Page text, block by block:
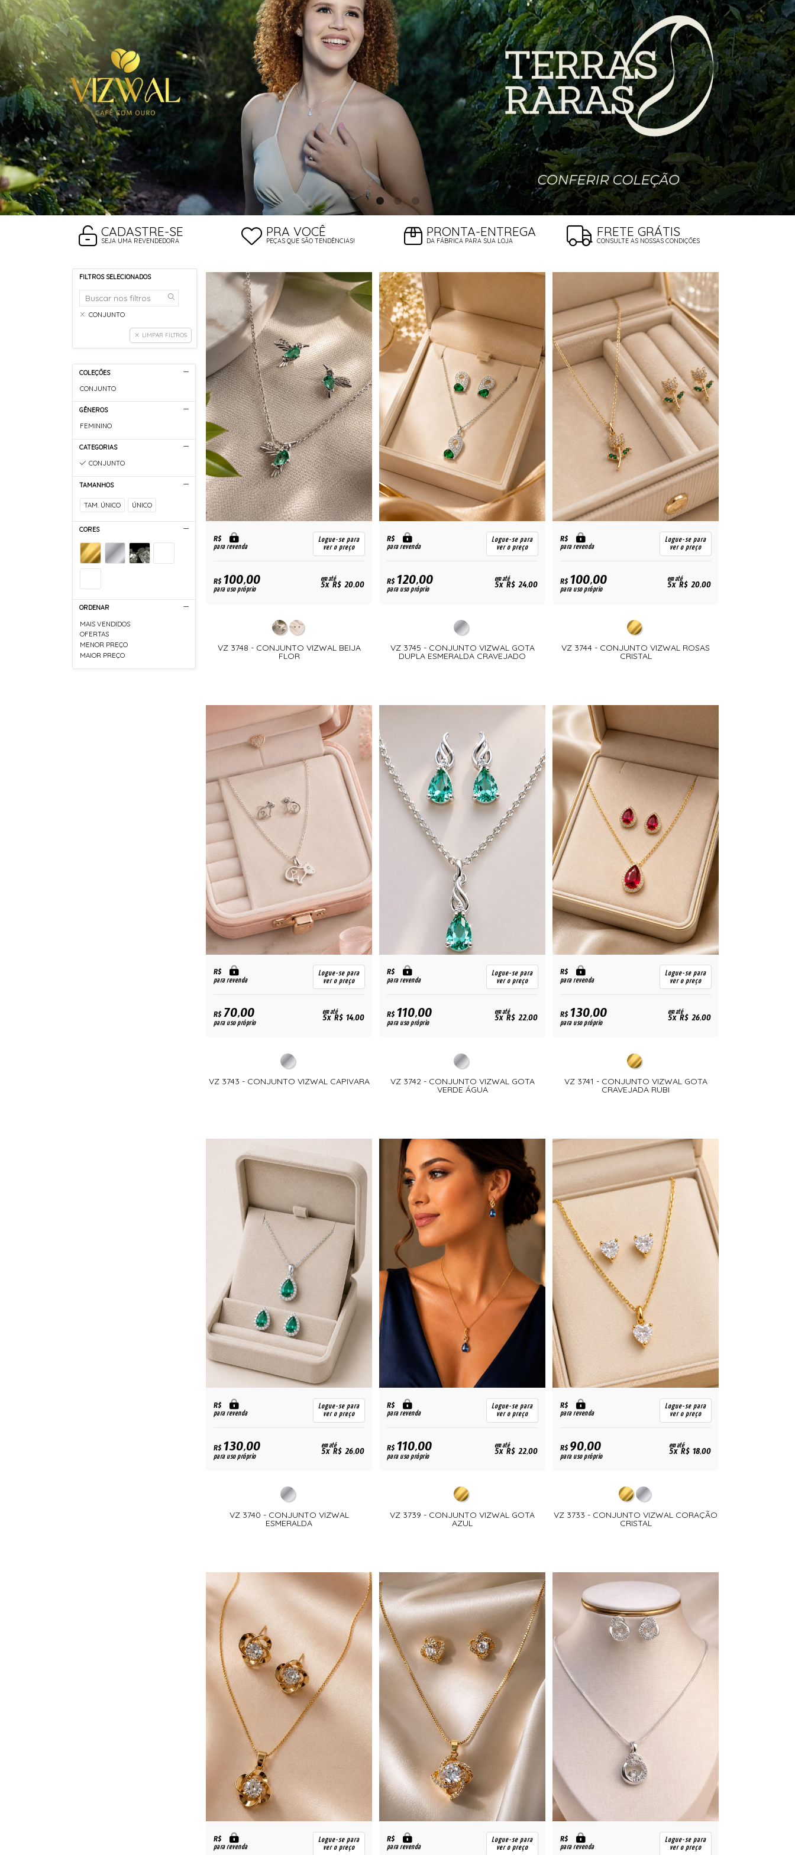
CADASTRE-SE
SEJA UMA REVENDEDORA
PRA VOCÊ
PEÇAS QUE SÃO TENDÊNCIAS!
PRONTA-ENTREGA
DA FÁBRICA PARA SUA LOJA
FRETE GRÁTIS
CONSULTE AS NOSSAS CONDIÇÕES
FILTROS SELECIONADOS
CONJUNTO
LIMPAR FILTROS
COLEÇÕES
CONJUNTO
GÊNEROS
FEMININO
CATEGORIAS
CONJUNTO
TAMANHOS
TAM. ÚNICO ÚNICO
CORES
ORDENAR
MAIS VENDIDOS
OFERTAS
MENOR PREÇO
MAIOR PREÇO
R$
para revenda
Logue-se para
ver o preço
R$100,00
para uso próprio
em até
5x R$ 20,00
VZ 3748 - CONJUNTO VIZWAL BEIJA
FLOR
R$
para revenda
Logue-se para
ver o preço
R$120,00
para uso próprio
em até
5x R$ 24,00
VZ 3745 - CONJUNTO VIZWAL GOTA
DUPLA ESMERALDA CRAVEJADO
R$
para revenda
Logue-se para
ver o preço
R$100,00
para uso próprio
em até
5x R$ 20,00
VZ 3744 - CONJUNTO VIZWAL ROSAS
CRISTAL
R$
para revenda
Logue-se para
ver o preço
R$70,00
para uso próprio
em até
5x R$ 14,00
VZ 3743 - CONJUNTO VIZWAL CAPIVARA
R$
para revenda
Logue-se para
ver o preço
R$110,00
para uso próprio
em até
5x R$ 22,00
VZ 3742 - CONJUNTO VIZWAL GOTA
VERDE ÁGUA
R$
para revenda
Logue-se para
ver o preço
R$130,00
para uso próprio
em até
5x R$ 26,00
VZ 3741 - CONJUNTO VIZWAL GOTA
CRAVEJADA RUBI
R$
para revenda
Logue-se para
ver o preço
R$130,00
para uso próprio
em até
5x R$ 26,00
VZ 3740 - CONJUNTO VIZWAL
ESMERALDA
R$
para revenda
Logue-se para
ver o preço
R$110,00
para uso próprio
em até
5x R$ 22,00
VZ 3739 - CONJUNTO VIZWAL GOTA
AZUL
R$
para revenda
Logue-se para
ver o preço
R$90,00
para uso próprio
em até
5x R$ 18,00
VZ 3733 - CONJUNTO VIZWAL CORAÇÃO
CRISTAL
R$
para revenda
Logue-se para
ver o preço
R$
para revenda
Logue-se para
ver o preço
R$
para revenda
Logue-se para
ver o preço